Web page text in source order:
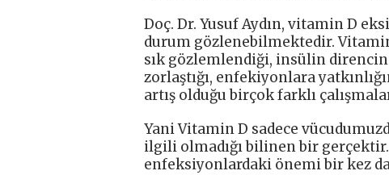
Doç. Dr. Yusuf Aydın, vitamin D
durum gözlenebilmektedir.
sık gözlemlendiği, insülin
zorlaştığı, enfekiyonlara
artış olduğu birçok farklı
Yani Vitamin D sadece
ilgili olmadığı bilinen bir
enfeksiyonlardaki önemi bir kez